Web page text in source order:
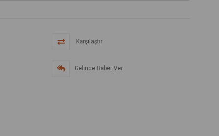
Karşılaştır
Gelince Haber Ver